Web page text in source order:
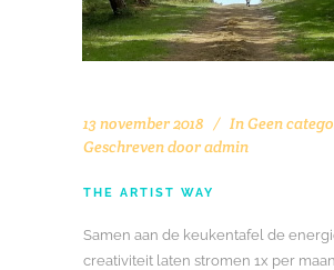
13 november 2018 InGeen
Geschreven dooradmin
THE ARTIST WAY
Samen aan de keukentafel de
creativiteit laten stromen 1x per